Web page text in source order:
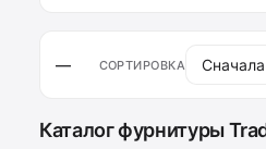
— СОРТИРОВКА
Каталог фурнитуры